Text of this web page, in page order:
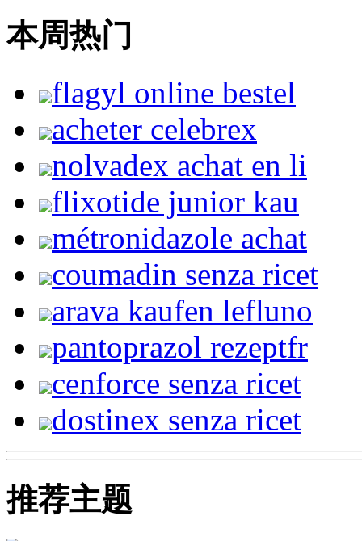
本周热门
flagyl online bestel
acheter celebrex
nolvadex achat en li
flixotide junior kau
métronidazole achat
coumadin senza ricet
arava kaufen lefluno
pantoprazol rezeptfr
cenforce senza ricet
dostinex senza ricet
推荐主题